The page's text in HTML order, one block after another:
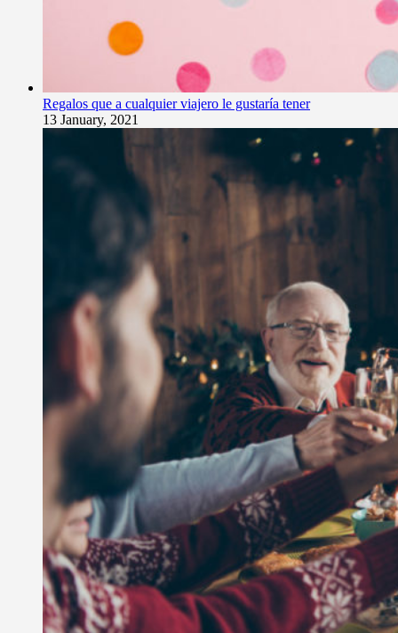
Regalos que a cualquier viajero le gustaría tener
13 January, 2021